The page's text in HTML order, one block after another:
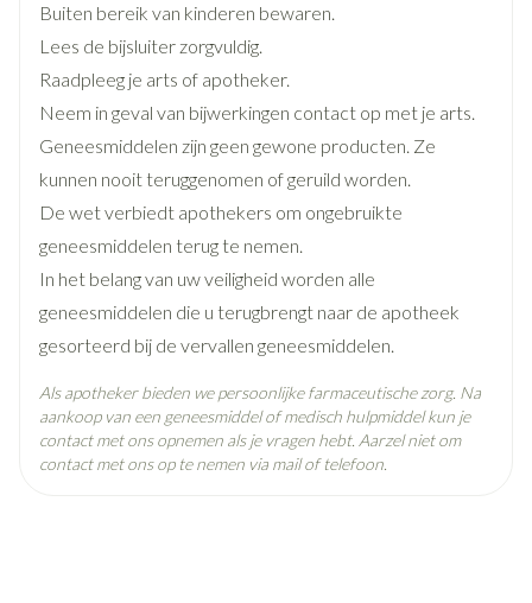
Breedte 15 mm
Lengte 65 mm
Diepte 15 mm
Hoeveelheid
Verpakking
4
Behoud Kamertemperatuur (15°C - 25°C)
Buiten bereik van kinderen bewaren.
Lees de bijsluiter zorgvuldig.
Raadpleeg je arts of apotheker.
Neem in geval van bijwerkingen contact op met je arts.
Geneesmiddelen zijn geen gewone producten. Ze
kunnen nooit teruggenomen of geruild worden.
De wet verbiedt apothekers om ongebruikte
geneesmiddelen terug te nemen.
In het belang van uw veiligheid worden alle
geneesmiddelen die u terugbrengt naar de apotheek
gesorteerd bij de vervallen geneesmiddelen.
Als apotheker bieden we persoonlijke farmaceutische zorg. Na
aankoop van een geneesmiddel of medisch hulpmiddel kun je
contact met ons opnemen als je vragen hebt. Aarzel niet om
contact met ons op te nemen via mail of telefoon.